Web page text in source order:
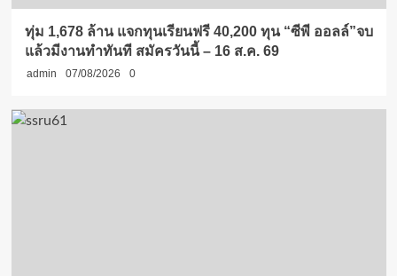
ทุ่ม 1,678 ล้าน แจกทุนเรียนฟรี 40,200 ทุน “ซีพี ออลล์”จบ
แล้วมีงานทำทันที สมัครวันนี้ – 16 ส.ค. 69
admin 07/08/2026 0